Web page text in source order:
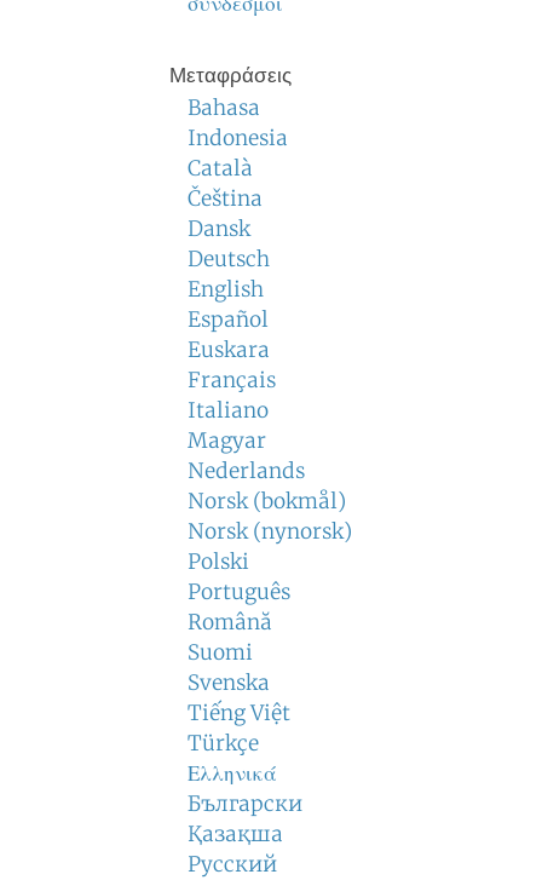
Μεταφράσεις
Bahasa
Indonesia
Català
Čeština
Dansk
Deutsch
English
Español
Euskara
Français
Italiano
Magyar
Nederlands
Norsk (bokmål)
Norsk (nynorsk)
Polski
Português
Română
Suomi
Svenska
Tiếng Việt
Türkçe
Ελληνικά
Български
Қазақша
Русский